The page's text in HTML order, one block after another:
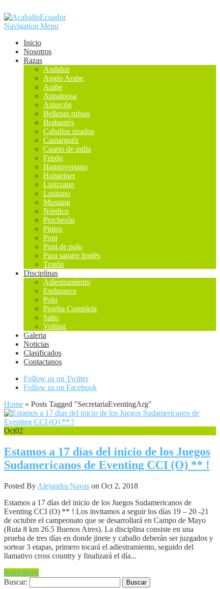
Navigation Menu
Inicio
Nosotros
Razas
Andaluz
Anglo Arabe
Arabe
Appaloosa
Asturcón
Bellezas rubias
Brabantés
Caballos rizados
Camarguéz
Cuarto de milla
Frisón
Hannoveriano
Holsteiner
Lipizzano
Lusitano
Mustang
Nórdico
Percherón
Pintos
Poni
Poni de polo
Pura sangre Inglés
Trotón
Disciplinas
Adiestramiento
Endurance
Polo
Prueba Completa
Salto
Volting
Galeria
Noticias
Clasificados
Contactanos
Follow us on Twitter
Follow us on Facebook
Home » Posts Tagged "SecretariaEventingArg"
Oct02
Estamos a 17 días del inicio de los Juegos
Sudamericanos de Eventing CCI (O) ** !
Posted By Alejandra Navas on Oct 2, 2018
Estamos a 17 días del inicio de los Juegos Sudamericanos de
Eventing CCI (O) ** ! Los invitamos a seguir los días 19 – 20 -21
de octubre el campeonato que se desarrollará en Campo de Mayo
(Ruta 8 km 26.5 Buenos Aires). La disciplina consiste en una
prueba de tres días en donde jinete y caballo deberán ser juzgados y
sortear 3 etapas, primero tocará el adiestramiento, seguido del
llamativo cross country y finalizará el día...
Read More
Buscar: